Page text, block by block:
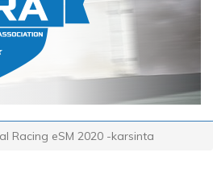
Racing eSM 2020 -karsinta